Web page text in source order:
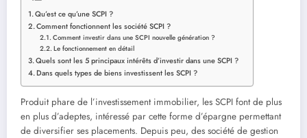
Qu’est ce qu’une SCPI ?
Comment fonctionnent les société SCPI ?
Comment investir dans une SCPI nouvelle génération ?
Le fonctionnement en détail
Quels sont les 5 principaux intérêts d’investir dans une SCPI ?
Dans quels types de biens investissent les SCPI ?
Produit phare de l’investissement immobilier, les SCPI font de plus
en plus d’adeptes, intéressé par cette forme d’épargne permettant
de diversifier ses placements. Depuis peu, des société de gestion